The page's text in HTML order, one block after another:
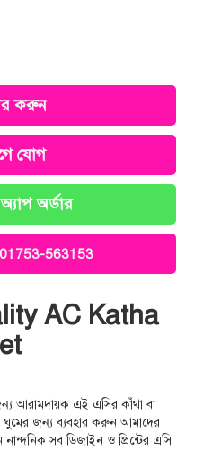
করুন
যোগ
অর্ডার
01753-563153
AC Katha
আরামদায়ক এই এসির কাঁথা বা
ঘুমের জন্য ব্যবহার করুন আমাদের
সব ডিজাইন ও প্রিন্টের এসি